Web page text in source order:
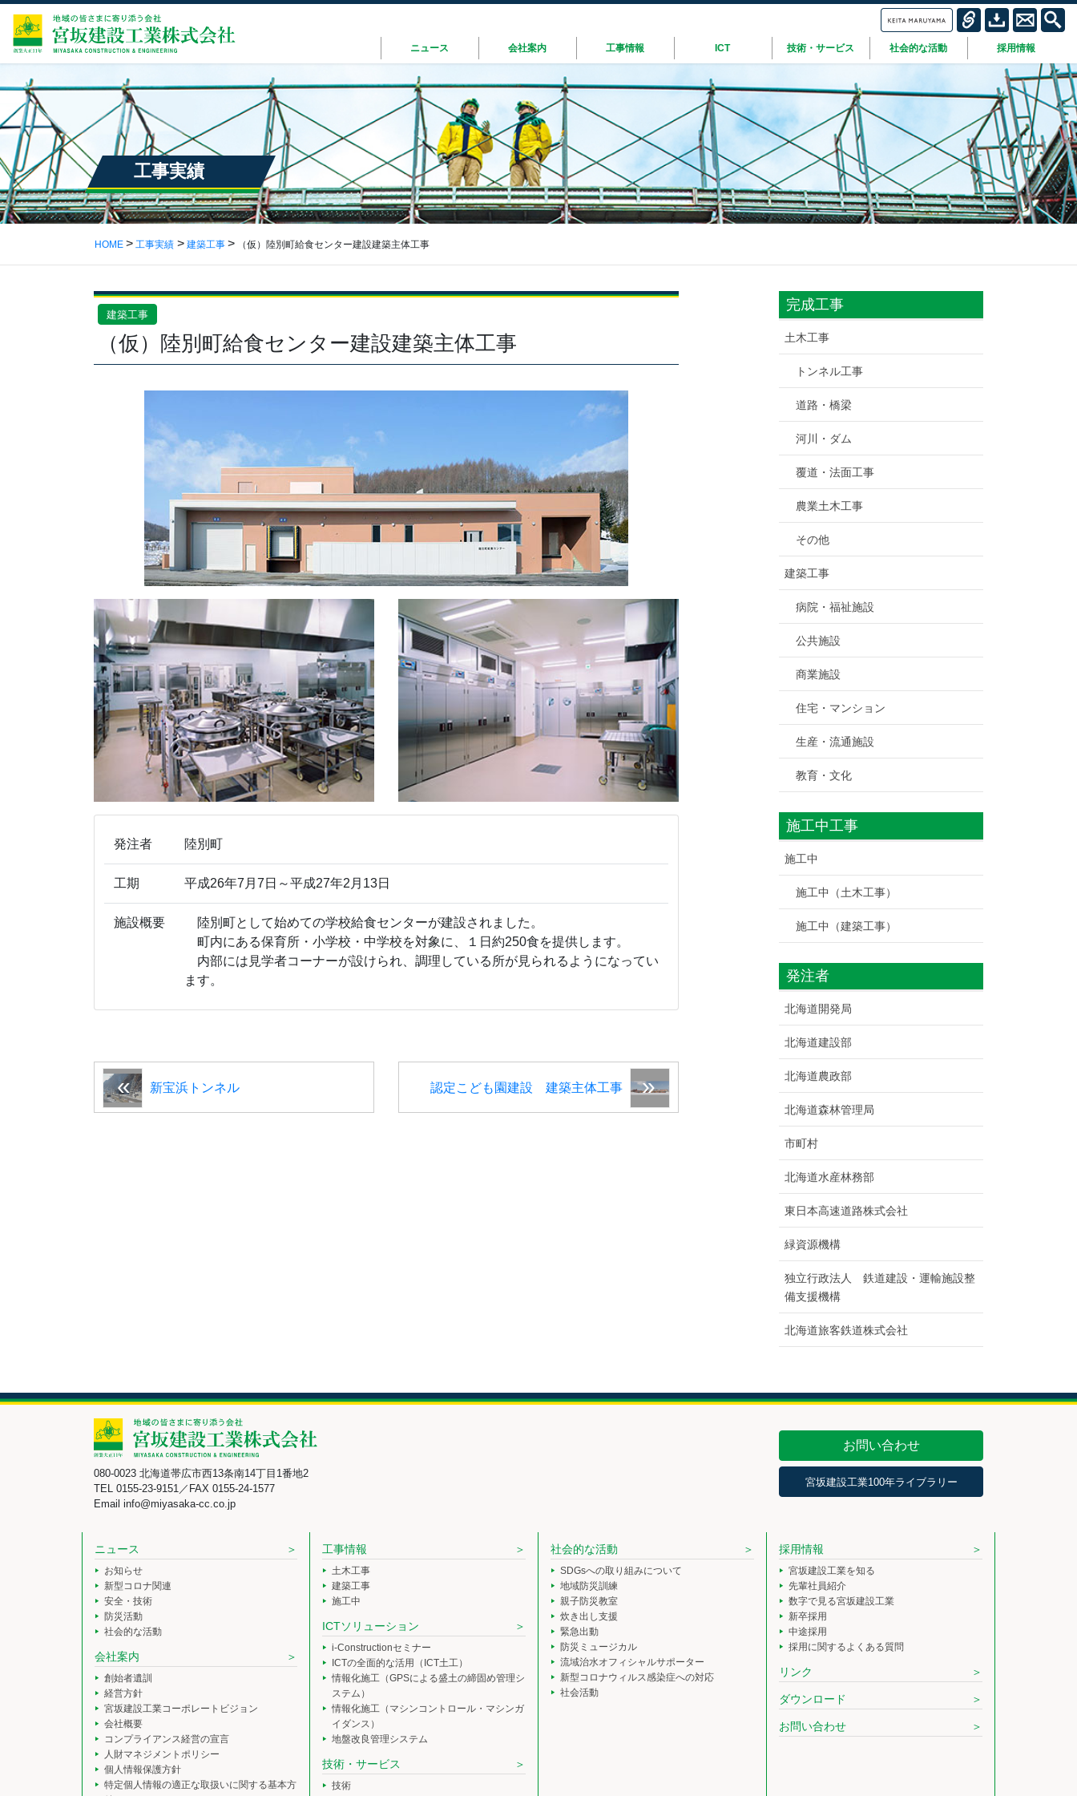
ニュース 会社案内 工事情報 ICT 技術・サービス 社会的な活動 採用情報
工事実績
HOME 工事実績 建築工事 （仮）陸別町給食センター建設建築主体工事
建築工事
（仮）陸別町給食センター建設建築主体工事
発注者 陸別町
工期 平成26年7月7日～平成27年2月13日
施設概要
陸別町として始めての学校給食センターが建設されました。
町内にある保育所・小学校・中学校を対象に、１日約250食を提供します。
内部には見学者コーナーが設けられ、調理している所が見られるようになってい
ます。
新宝浜トンネル 認定こども園建設 建築主体工事
完成工事
土木工事
トンネル工事
道路・橋梁
河川・ダム
覆道・法面工事
農業土木工事
その他
建築工事
病院・福祉施設
公共施設
商業施設
住宅・マンション
生産・流通施設
教育・文化
施工中工事
施工中
施工中（土木工事）
施工中（建築工事）
発注者
北海道開発局
北海道建設部
北海道農政部
北海道森林管理局
市町村
北海道水産林務部
東日本高速道路株式会社
緑資源機構
独立行政法人 鉄道建設・運輸施設整
備支援機構
北海道旅客鉄道株式会社
080-0023 北海道帯広市西13条南14丁目1番地2
TEL 0155-23-9151／FAX 0155-24-1577
Email info@miyasaka-cc.co.jp
お問い合わせ
宮坂建設工業100年ライブラリー
ニュース
お知らせ
新型コロナ関連
安全・技術
防災活動
社会的な活動
会社案内
創始者遺訓
経営方針
宮坂建設工業コーポレートビジョン
会社概要
コンプライアンス経営の宣言
人財マネジメントポリシー
個人情報保護方針
特定個人情報の適正な取扱いに関する基本方
工事情報
土木工事
建築工事
施工中
ICTソリューション
i-Constructionセミナー
ICTの全面的な活用（ICT土工）
情報化施工（GPSによる盛土の締固め管理シ
ステム）
情報化施工（マシンコントロール・マシンガ
イダンス）
地盤改良管理システム
技術・サービス
技術
社会的な活動
SDGsへの取り組みについて
地域防災訓練
親子防災教室
炊き出し支援
緊急出動
防災ミュージカル
流域治水オフィシャルサポーター
新型コロナウィルス感染症への対応
社会活動
採用情報
宮坂建設工業を知る
先輩社員紹介
数字で見る宮坂建設工業
新卒採用
中途採用
採用に関するよくある質問
リンク
ダウンロード
お問い合わせ